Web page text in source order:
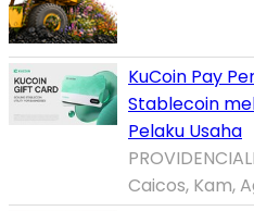
KuCoin Pay
Stablecoin
Pelaku Usaha
Caicos, Kam,